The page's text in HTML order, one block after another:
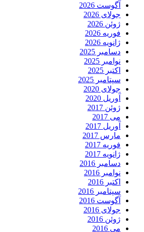
آگوست 2026
جولای 2026
ژوئن 2026
فوریه 2026
ژانویه 2026
دسامبر 2025
نوامبر 2025
اکتبر 2025
سپتامبر 2025
جولای 2020
آوریل 2020
ژوئن 2017
می 2017
آوریل 2017
مارس 2017
فوریه 2017
ژانویه 2017
دسامبر 2016
نوامبر 2016
اکتبر 2016
سپتامبر 2016
آگوست 2016
جولای 2016
ژوئن 2016
می 2016